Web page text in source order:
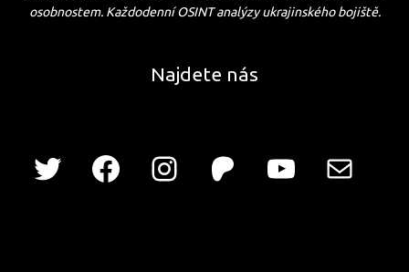
osobnostem. Každodenní OSINT analýzy ukrajinského bojiště.
Najdete nás